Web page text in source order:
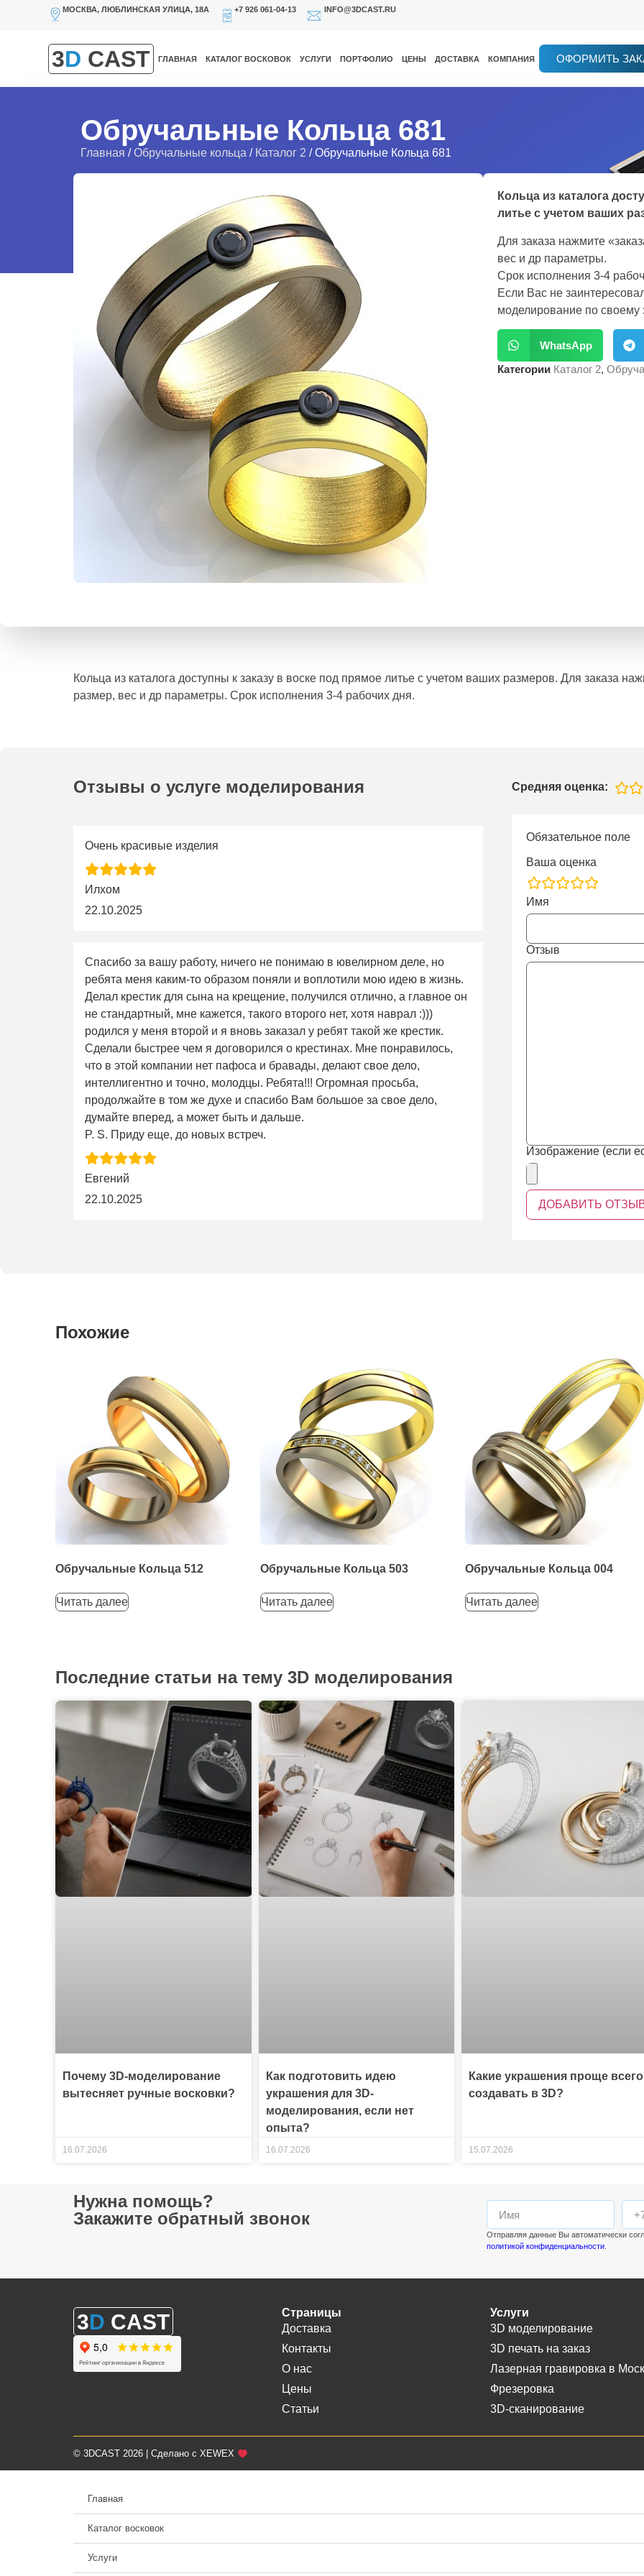
МОСКВА, ЛЮБЛИНСКАЯ УЛИЦА, 18А +7 926 061-04-13 INFO@3DCAST.RU
3D CAST ГЛАВНАЯ КАТАЛОГ ВОСКОВОК УСЛУГИ ПОРТФОЛИО ЦЕНЫ ДОСТАВКА КОМПАНИЯ ОФОРМИТЬ
Обручальные Кольца 681
Главная /Обручальные кольца / Каталог 2 / Обручальные Кольца 681
Кольца из каталога
литье с учетом ваших
Для заказа нажмите
вес и др параметры.
Срок исполнения 3-4
Если Вас не
моделирование по своему
WhatsApp
Категории Каталог 2,
Кольца из каталога доступны к заказу в воске под прямое литье с учетом ваших размеров. Для заказа
размер, вес и др параметры. Срок исполнения 3-4 рабочих дня.
Отзывы о услуге моделирования Средняя оценка:
Очень красивые изделия
Илхом
22.10.2025
Спасибо за вашу работу, ничего не понимаю в ювелирном деле, но
ребята меня каким-то образом поняли и воплотили мою идею в жизнь.
Делал крестик для сына на крещение, получился отлично, а главное он
не стандартный, мне кажется, такого второго нет, хотя наврал :)))
родился у меня второй и я вновь заказал у ребят такой же крестик.
Сделали быстрее чем я договорился о крестинах. Мне понравилось,
что в этой компании нет пафоса и бравады, делают свое дело,
интеллигентно и точно, молодцы. Ребята!!! Огромная просьба,
продолжайте в том же духе и спасибо Вам большое за свое дело,
думайте вперед, а может быть и дальше.
P. S. Приду еще, до новых встреч.
Евгений
22.10.2025
Обязательное поле
Ваша оценка
rating
fields
Имя
Отзыв
Изображение (если
Похожие
Обручальные Кольца 512
Читать далее
Обручальные Кольца 503
Читать далее
Обручальные Кольца 004
Читать далее
Последние статьи на тему 3D моделирования
Почему 3D-моделирование
вытесняет ручные восковки?
16.07.2026
Как подготовить идею
украшения для 3D-
моделирования, если нет
опыта?
16.07.2026
Какие украшения проще всего
создавать в 3D?
15.07.2026
Нужна помощь?
Закажите обратный звонок
Отправляя данные Вы автоматически
политикой конфиденциальности.
3D CAST
Страницы
Доставка
Контакты
О нас
Цены
Статьи
Услуги
3D моделирование
3D печать на заказ
Лазерная гравировка в
Фрезеровка
3D-сканирование
© 3DCAST 2026 | Сделано с XEWEX
Главная
Каталог восковок
Услуги